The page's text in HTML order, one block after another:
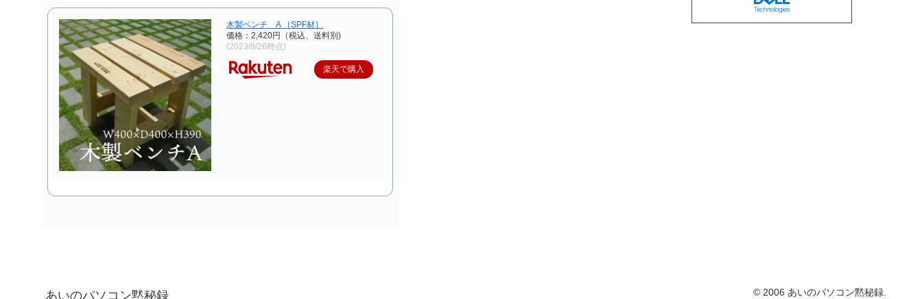
木製ベンチ A ［SPF材］
価格：2,420円（税込、送料別)
(2023/9/26時点)
楽天で購入
あいのパソコン黙秘録 © 2006 あいのパソコン黙秘録.